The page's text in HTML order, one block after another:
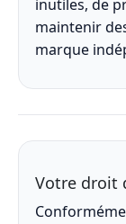
inutiles, de
maintenir
marque
Votre droit